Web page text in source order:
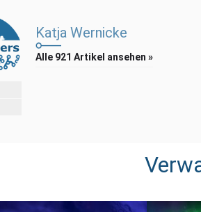
Katja Wernicke
Alle 921 Artikel ansehen »